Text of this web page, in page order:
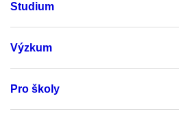
Studium
Výzkum
Pro školy